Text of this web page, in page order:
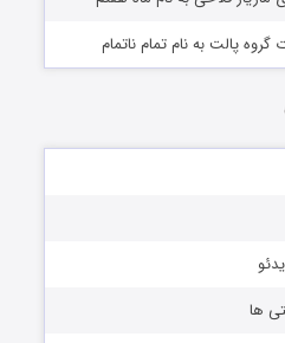
پالت به نام تمام ناتمام
ها